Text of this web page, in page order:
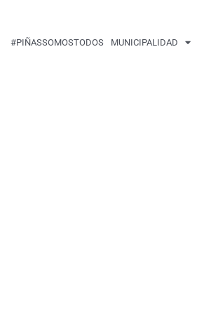
#PIÑASSOMOSTODOS MUNICIPALIDAD